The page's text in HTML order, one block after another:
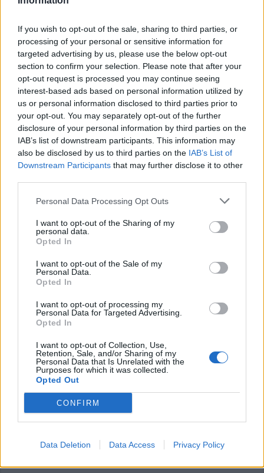
If you wish to opt-out of the sale, sharing to third parties, or
processing of your personal or sensitive information for
targeted advertising by us, please use the below opt-out
section to confirm your selection. Please note that after your
opt-out request is processed you may continue seeing
interest-based ads based on personal information utilized by
us or personal information disclosed to third parties prior to
your opt-out. You may separately opt-out of the further
disclosure of your personal information by third parties on the
IAB’s list of downstream participants. This information may
also be disclosed by us to third parties on the IAB’s List of
Downstream Participants that may further disclose it to other
Personal Data Processing Opt Outs
I want to opt-out of the Sharing of my
personal data.
Opted In
I want to opt-out of the Sale of my
Personal Data.
Opted In
I want to opt-out of processing my
Personal Data for Targeted Advertising.
Opted In
I want to opt-out of Collection, Use,
Retention, Sale, and/or Sharing of my
Personal Data that Is Unrelated with the
Purposes for which it was collected.
Opted Out
CONFIRM
Data Deletion Data Access Privacy Policy
ALTO MILANESE
Selezioniamo per te
Il meglio di
Iscriviti alla
newsletter
Accedioregistrati per commentare questo
L'email è richiesta ma non verrà mostrata ai visitatori. Il contenuto di questo
commento esprime il pensiero dell'autore e non rappresenta la linea editoriale
di VareseNews.it, che rimane autonoma e indipendente. I messaggi inclusi nei
commenti non sono testi giornalistici, ma post inviati dai singoli lettori che
possono essere automaticamente pubblicati senza filtro preventivo. I commenti